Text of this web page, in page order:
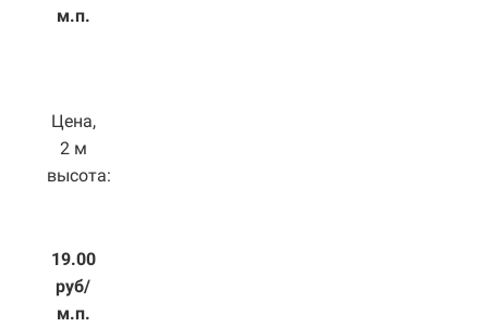
м.п.
Цена,
2 м
высота:
19.00
руб/
м.п.